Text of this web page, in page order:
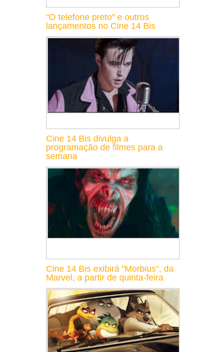
"O telefone preto" e outros
lançamentos no Cine 14 Bis
Cine 14 Bis divulga a
programação de filmes para a
semana
Cine 14 Bis exibirá "Morbius", da
Marvel, a partir de quinta-feira